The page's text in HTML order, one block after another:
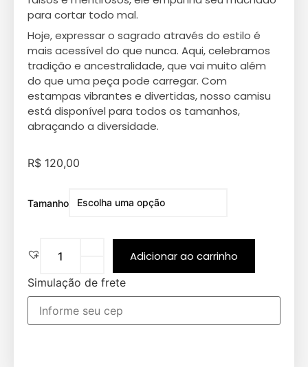
para cortar todo mal.
Hoje, expressar o sagrado através do estilo é
mais acessível do que nunca. Aqui, celebramos
tradição e ancestralidade, que vai muito além
do que uma peça pode carregar. Com
estampas vibrantes e divertidas, nosso camisu
está disponível para todos os tamanhos,
abraçando a diversidade.
R$ 120,00
Tamanho
Adicionar ao carrinho
Simulação de frete